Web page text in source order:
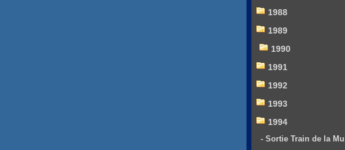
1988
1989
1990
1991
1992
1993
1994
- Sortie Train de la